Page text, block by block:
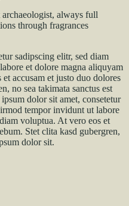
archaeologist, always full
through fragrances
sadipscing elitr, sed diam
et dolore magna aliquyam
accusam et justo duo dolores
no sea takimata sanctus est
dolor sit amet, consetetur
tempor invidunt ut labore
voluptua. At vero eos et
Stet clita kasd gubergren,
dolor sit.